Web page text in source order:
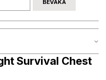
BEVAKA
Survival Chest